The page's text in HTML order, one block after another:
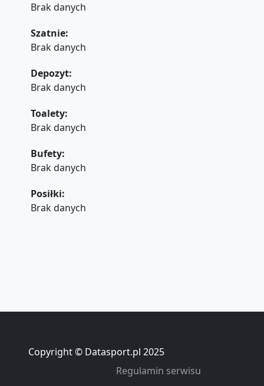
Brak danych
Szatnie:
Brak danych
Depozyt:
Brak danych
Toalety:
Brak danych
Bufety:
Brak danych
Posiłki:
Brak danych
Copyright © Datasport.pl 2025
Regulamin serwisu